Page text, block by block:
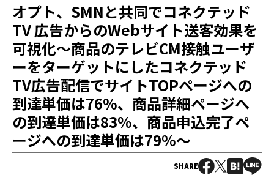
オプト、SMNと共同でコネクテッド
TV 広告からのWebサイト送客効果を
可視化〜商品のテレビCM接触ユーザ
ーをターゲットにしたコネクテッド
TV広告配信でサイトTOPページへの
到達単価は76%、商品詳細ページへ
の到達単価は83％、商品申込完了ペ
ージへの到達単価は79%〜
SHARE